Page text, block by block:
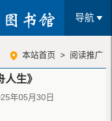
导航
本站首页 > 阅读推广
生》
年05月30日